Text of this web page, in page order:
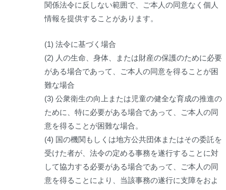
関係法令に反しない範囲で、ご本人の同意なく個人
情報を提供することがあります。
(1) 法令に基づく場合
(2) 人の生命、身体、または財産の保護のために必要
がある場合であって、ご本人の同意を得ることが困
難な場合
(3) 公衆衛生の向上または児童の健全な育成の推進の
ために、特に必要がある場合であって、ご本人の同
意を得ることが困難な場合。
(4) 国の機関もしくは地方公共団体またはその委託を
受けた者が、法令の定める事務を遂行することに対
して協力する必要がある場合であって、ご本人の同
意を得ることにより、当該事務の遂行に支障をおよ